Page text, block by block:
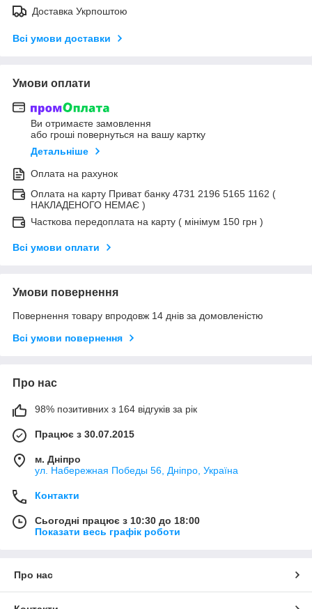
Доставка Укрпоштою
Всі умови доставки
Умови оплати
Ви отримаєте замовлення
або гроші повернуться на вашу картку
Детальніше
Оплата на рахунок
Оплата на карту Приват банку 4731 2196 5165 1162 (
НАКЛАДЕНОГО НЕМАЄ )
Часткова передоплата на карту ( мінімум 150 грн )
Всі умови оплати
Умови повернення
Повернення товару впродовж 14 днів за домовленістю
Всі умови повернення
Про нас
98% позитивних з 164 відгуків за рік
Працює з 30.07.2015
м. Дніпро
ул. Набережная Победы 56, Дніпро, Україна
Контакти
Сьогодні працює з 10:30 до 18:00
Показати весь графік роботи
Про нас